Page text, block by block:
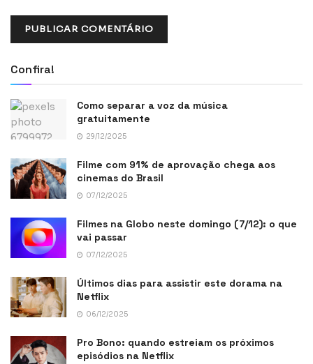
Confira!
Como separar a voz da música
gratuitamente
29/12/2025
Filme com 91% de aprovação chega aos
cinemas do Brasil
07/12/2025
Filmes na Globo neste domingo (7/12): o que
vai passar
07/12/2025
Últimos dias para assistir este dorama na
Netflix
06/12/2025
Pro Bono: quando estreiam os próximos
episódios na Netflix